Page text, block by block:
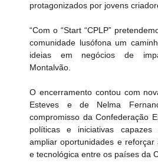
protagonizados por jovens
“Com o “Start “CPLP”
comunidade lusófona um
ideias em negócios de
Montalvão.
O encerramento contou com
Esteves e de Nelma
compromisso da Confederação
políticas e iniciativas capazes
ampliar oportunidades e reforçar
e tecnológica entre os países da